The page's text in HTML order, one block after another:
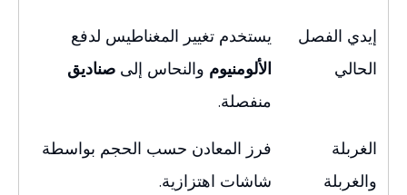
إيدي الفصل
الحالي
يستخدم تغيير المغناطيس لدفع
الألومنيوم والنحاس إلى صناديق
منفصلة.
الغربلة
والغربلة
فرز المعادن حسب الحجم بواسطة
شاشات اهتزازية.